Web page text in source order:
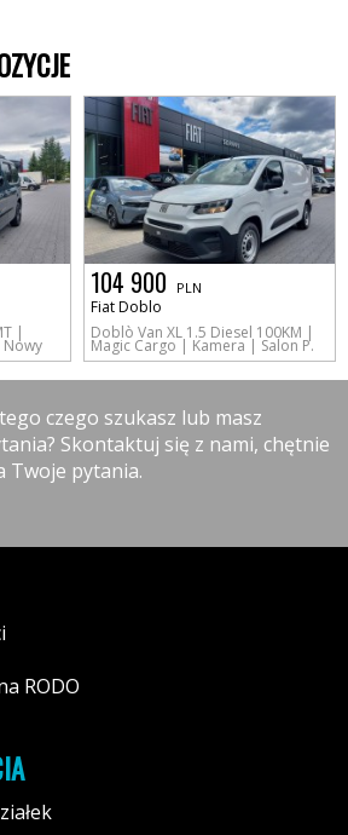
|
Nowy
104 900 PLN
Fiat Doblo
Doblò Van XL 1.5 Diesel 100KM |
Magic Cargo | Kamera | Salon P.
czego szukasz lub masz
Skontaktuj się z nami, chętnie
Twoje pytania.
RODO